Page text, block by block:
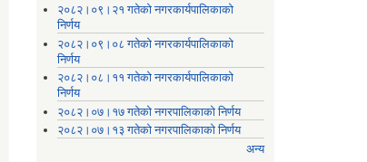
२०८२।०९।२१ गतेको नगरकार्यपालिकाको
निर्णय
२०८२।०९।०८ गतेको नगरकार्यपालिकाको
निर्णय
२०८२।०८।११ गतेको नगरकार्यपालिकाको
निर्णय
२०८२।०७।१७ गतेको नगरपालिकाको निर्णय
२०८२।०७।१३ गतेको नगरपालिकाको निर्णय
अन्य